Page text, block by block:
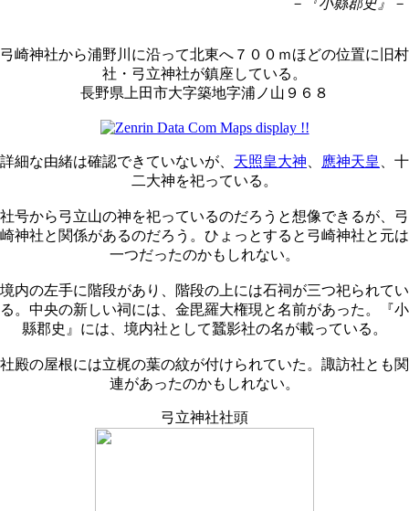
－『小縣郡史』－
弓崎神社から浦野川に沿って北東へ７００ｍほどの位置に旧村
社・弓立神社が鎮座している。
長野県上田市大字築地字浦ノ山９６８
詳細な由緒は確認できていないが、 天照皇大神 應神天皇
、十
二大神を祀っている。
社号から弓立山の神を祀っているのだろうと想像できるが、弓
崎神社と関係があるのだろう。ひょっとすると弓崎神社と元は
一つだったのかもしれない。
境内の左手に階段があり、階段の上には石祠が三つ祀られてい
る。中央の新しい祠には、金毘羅大権現と名前があった。『小
縣郡史』には、境内社として蠶影社の名が載っている。
社殿の屋根には立梶の葉の紋が付けられていた。諏訪社とも関
連があったのかもしれない。
弓立神社社頭